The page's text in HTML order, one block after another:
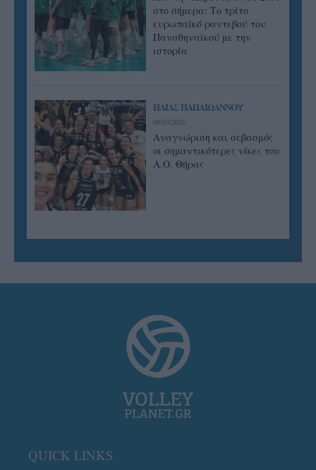
στο σήμερα: Tο τρίτο
ευρωπαϊκό ραντεβού του
Παναθηναϊκού με την
ιστορία
ΗΛΙΑΣ ΠΑΠΑΪΩΑΝΝΟΥ
08/03/2026
Αναγνώριση και σεβασμός
οι σημαντικότερες νίκες του
Α.Ο. Θήρας
QUICK LINKS